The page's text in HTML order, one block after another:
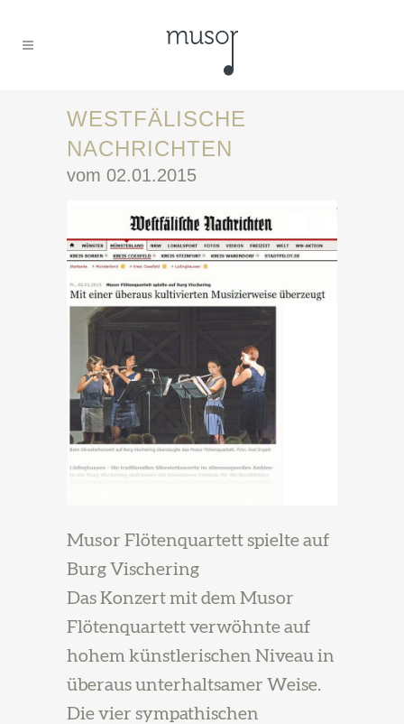
WESTFÄLISCHE
NACHRICHTEN
vom 02.01.2015
Musor Flötenquartett spielte auf
Burg Vischering
Das Konzert mit dem Musor
Flötenquartett verwöhnte auf
hohem künstlerischen Niveau in
überaus unterhaltsamer Weise.
Die vier sympathischen